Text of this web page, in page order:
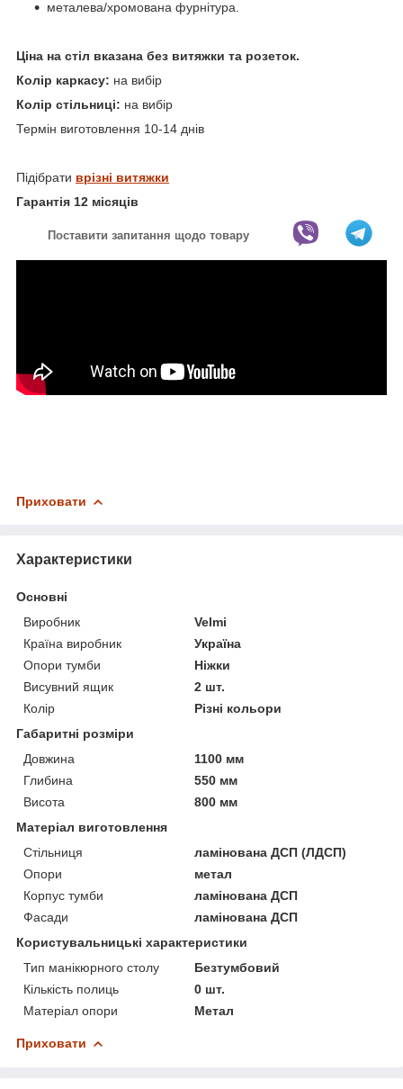
металева/хромована фурнітура.
Ціна на стіл вказана без витяжки та розеток.
Колір каркасу: на вибір
Колір стільниці: на вибір
Термін виготовлення 10-14 днів
Підібрати врізні витяжки
Гарантія 12 місяців
Поставити запитання щодо товару
Приховати
Характеристики
Основні
Виробник
Velmi
Країна виробник
Україна
Опори тумби
Ніжки
Висувний ящик
2 шт.
Колір
Різні кольори
Габаритні розміри
Довжина
1100 мм
Глибина
550 мм
Висота
800 мм
Матеріал виготовлення
Стільниця
ламінована ДСП (ЛДСП)
Опори
метал
Корпус тумби
ламінована ДСП
Фасади
ламінована ДСП
Користувальницькі характеристики
Тип манікюрного столу
Безтумбовий
Кількість полиць
0 шт.
Матеріал опори
Метал
Приховати